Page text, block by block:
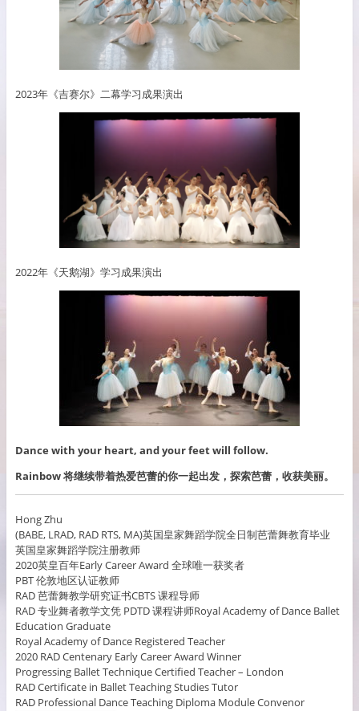
2023年《吉赛尔》二幕学习成果演出
2022年《天鹅湖》学习成果演出
Dance with your heart, and your feet will follow.
Rainbow 将继续带着热爱芭蕾的你一起出发，探索芭蕾，收获美丽。
Hong Zhu
(BABE, LRAD, RAD RTS, MA)英国皇家舞蹈学院全日制芭蕾舞教育毕业
英国皇家舞蹈学院注册教师
2020英皇百年Early Career Award 全球唯一获奖者
PBT 伦敦地区认证教师
RAD 芭蕾舞教学研究证书CBTS 课程导师
RAD 专业舞者教学文凭 PDTD 课程讲师Royal Academy of Dance Ballet
Education Graduate
Royal Academy of Dance Registered Teacher
2020 RAD Centenary Early Career Award Winner
Progressing Ballet Technique Certified Teacher – London
RAD Certificate in Ballet Teaching Studies Tutor
RAD Professional Dance Teaching Diploma Module Convenor